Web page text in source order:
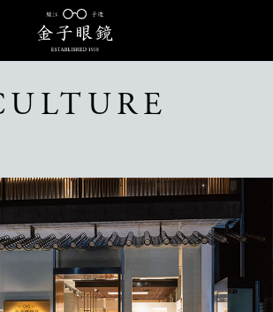
カルチャー）